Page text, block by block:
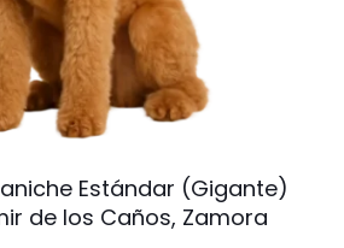
Estándar (Gigante)
de los Caños, Zamora